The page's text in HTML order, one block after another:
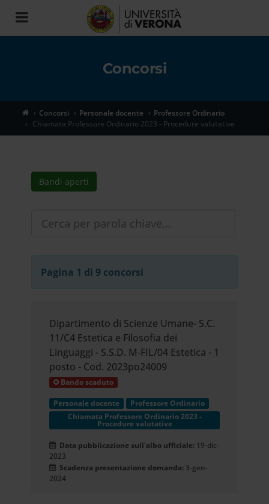
Toggle
navigation
Concorsi
Concorsi Personale docente
Professore Ordinario
Chiamata Professore Ordinario 2023 - Procedure valutative
Bandi aperti
Pagina 1 di 9 concorsi
Dipartimento di Scienze Umane- S.C.
11/C4 Estetica e Filosofia dei
Linguaggi - S.S.D. M-FIL/04 Estetica - 1
posto - Cod. 2023po24009
Bando scaduto
Personale docente
Professore Ordinario
Chiamata Professore Ordinario 2023 -
Procedure valutative
Data pubblicazione sull'albo ufficiale: 19-dic-
2023
Scadenza presentazione domanda: 3-gen-
2024